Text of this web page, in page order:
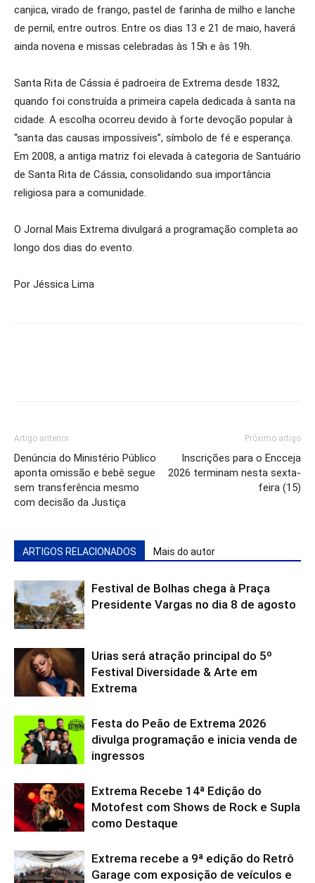
canjica, virado de frango, pastel de farinha de milho e lanche
de pernil, entre outros. Entre os dias 13 e 21 de maio, haverá
ainda novena e missas celebradas às 15h e às 19h.
Santa Rita de Cássia é padroeira de Extrema desde 1832,
quando foi construída a primeira capela dedicada à santa na
cidade. A escolha ocorreu devido à forte devoção popular à
“santa das causas impossíveis”, símbolo de fé e esperança.
Em 2008, a antiga matriz foi elevada à categoria de Santuário
de Santa Rita de Cássia, consolidando sua importância
religiosa para a comunidade.
O Jornal Mais Extrema divulgará a programação completa ao
longo dos dias do evento.
Por Jéssica Lima
Artigo anterior
Denúncia do Ministério Público
aponta omissão e bebê segue
sem transferência mesmo
com decisão da Justiça
Próximo artigo
Inscrições para o Encceja
2026 terminam nesta sexta-
feira (15)
ARTIGOS RELACIONADOS Mais do autor
Festival de Bolhas chega à Praça
Presidente Vargas no dia 8 de agosto
Urias será atração principal do 5º
Festival Diversidade & Arte em
Extrema
Festa do Peão de Extrema 2026
divulga programação e inicia venda de
ingressos
Extrema Recebe 14ª Edição do
Motofest com Shows de Rock e Supla
como Destaque
Extrema recebe a 9ª edição do Retrô
Garage com exposição de veículos e